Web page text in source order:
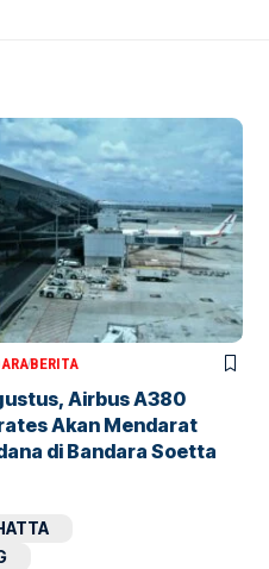
BERITA
Airbus A380
Akan Mendarat
di Bandara Soetta